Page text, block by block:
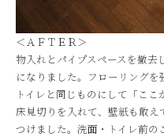
＜ＡＦＴＥＲ＞
物入れとパイプスペースを撤
になりました。フローリングを
トイレと同じものにして「こ
床見切りを入れて、壁紙も敢
つけました。洗面・トイレ前の